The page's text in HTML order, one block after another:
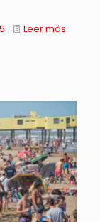
5 Leer más